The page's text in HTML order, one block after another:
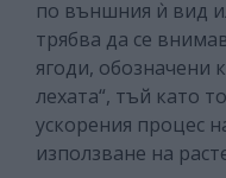
по външния ѝ вид
трябва да се
ягоди, обозначени
лехата“, тъй като
ускорения процес
използване на